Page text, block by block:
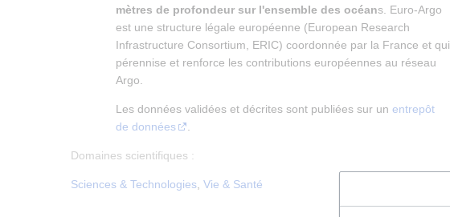
mètres de profondeur sur l'ensemble des océans. Euro-Argo
est une structure légale européenne (European Research
Infrastructure Consortium, ERIC) coordonnée par la France et qui
pérennise et renforce les contributions européennes au réseau
Argo.
Les données validées et décrites sont publiées sur un entrepôt
de données
Domaines scientifiques :
Sciences & Technologies Vie & Santé